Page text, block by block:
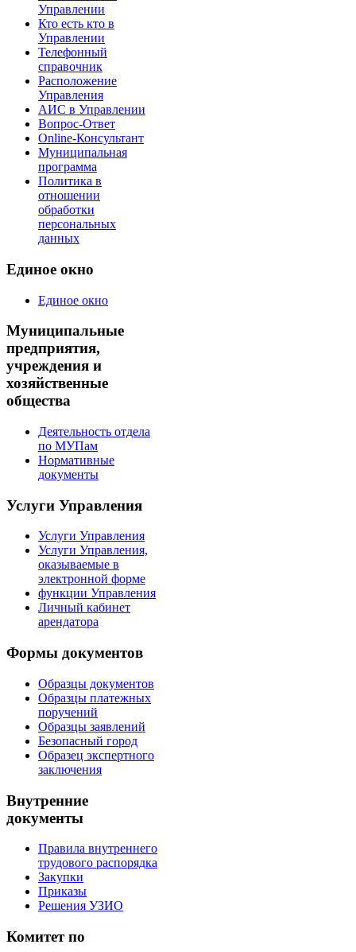
Управлении
Кто есть кто в
Управлении
Телефонный
справочник
Расположение
Управления
АИС в Управлении
Вопрос-Ответ
Online-Консультант
Муниципальная
программа
Политика в
отношении
обработки
персональных
данных
Единое окно
Единое окно
Муниципальные
предприятия,
учреждения и
хозяйственные
общества
Деятельность отдела
по МУПам
Нормативные
документы
Услуги Управления
Услуги Управления
Услуги Управления,
оказываемые в
электронной форме
функции Управления
Личный кабинет
арендатора
Формы документов
Образцы документов
Образцы платежных
поручений
Образцы заявлений
Безопасный город
Образец экспертного
заключения
Внутренние
документы
Правила внутреннего
трудового распорядка
Закупки
Приказы
Решения УЗИО
Комитет по